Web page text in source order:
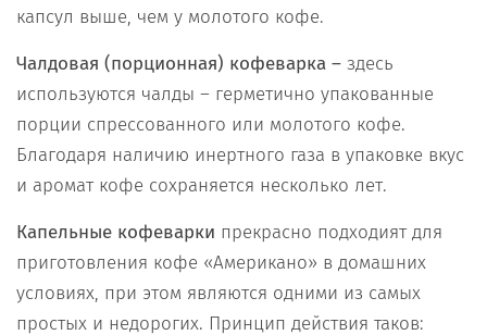
капсул выше, чем у молотого кофе.
Чалдовая (порционная) кофеварка – здесь
используются чалды – герметично упакованные
порции спрессованного или молотого кофе.
Благодаря наличию инертного газа в упаковке вкус
и аромат кофе сохраняется несколько лет.
Капельные кофеварки прекрасно подходият для
приготовления кофе «Американо» в домашних
условиях, при этом являются одними из самых
простых и недорогих. Принцип действия таков: